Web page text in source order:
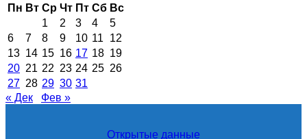
Пн Вт Ср Чт Пт Сб Вс
1
2 3 4
5
6
7 8 9 10 11
12
13 14 15 16 17 18 19
20 21 22 23 24 25 26
27 28 29 30 31
« Дек
Фев »
Открытые данные